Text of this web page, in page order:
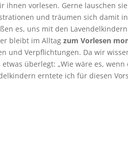
ihnen vorlesen. Gerne lauschen
und träumen sich damit
es, uns mit den
bleibt im Alltag zum Vorlesen
und Verpflichtungen. Da wir
überlegt: „Wie wäre es, wenn
erntete ich für diesen